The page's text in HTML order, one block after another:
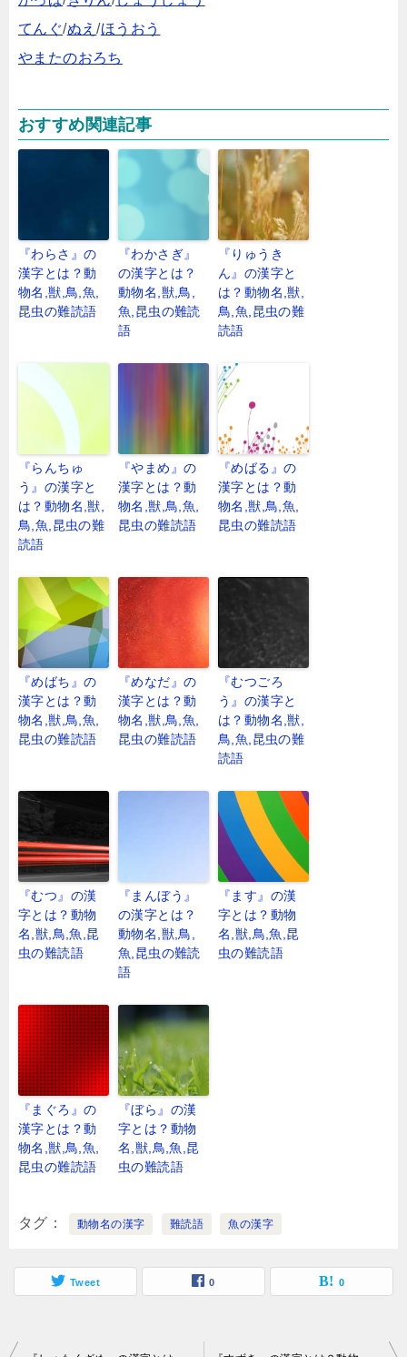
てんぐ/ぬえ/ほうおう
やまたのおろち
おすすめ関連記事
『わらさ』の
漢字とは？動
物名,獣,鳥,魚,
昆虫の難読語
『わかさぎ』
の漢字とは？
動物名,獣,鳥,
魚,昆虫の難読
語
『りゅうき
ん』の漢字と
は？動物名,獣,
鳥,魚,昆虫の難
読語
『らんちゅ
う』の漢字と
は？動物名,獣,
鳥,魚,昆虫の難
読語
『やまめ』の
漢字とは？動
物名,獣,鳥,魚,
昆虫の難読語
『めばる』の
漢字とは？動
物名,獣,鳥,魚,
昆虫の難読語
『めばち』の
漢字とは？動
物名,獣,鳥,魚,
昆虫の難読語
『めなだ』の
漢字とは？動
物名,獣,鳥,魚,
昆虫の難読語
『むつごろ
う』の漢字と
は？動物名,獣,
鳥,魚,昆虫の難
読語
『むつ』の漢
字とは？動物
名,獣,鳥,魚,昆
虫の難読語
『まんぼう』
の漢字とは？
動物名,獣,鳥,
魚,昆虫の難読
語
『ます』の漢
字とは？動物
名,獣,鳥,魚,昆
虫の難読語
『まぐろ』の
漢字とは？動
物名,獣,鳥,魚,
昆虫の難読語
『ぼら』の漢
字とは？動物
名,獣,鳥,魚,昆
虫の難読語
タグ 動物名の漢字 難読語 魚の漢字
Tweet 0 0